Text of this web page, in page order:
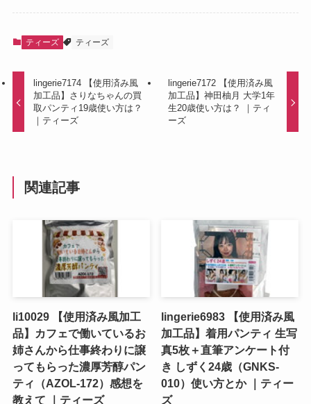
ティーズ ティーズ
lingerie7174 【使用済み風
加工品】さりなちゃんの買
取パンティ19歳使い方は？
｜ティーズ
lingerie7172 【使用済み風
加工品】神田柚月 大学1年
生20歳使い方は？ ｜ティ
ーズ
関連記事
li10029 【使用済み風加工
品】カフェで働いているお
姉さんから仕事終わりに譲
ってもらった濃厚芳醇パン
ティ（AZOL-172）感想を
教えて ｜ティーズ
lingerie6983 【使用済み風
加工品】着用パンティ 生写
真5枚＋直筆アンケート付
き しずく24歳（GNKS-
010）使い方とか ｜ティー
ズ